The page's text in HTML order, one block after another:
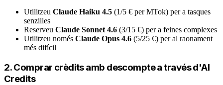
Utilitzeu Claude Haiku 4.5 (1/5 € per MTok) per a tasques
senzilles
Reserveu Claude Sonnet 4.6 (3/15 €) per a feines complexes
Utilitzeu només Claude Opus 4.6 (5/25 €) per al raonament
més difícil
2. Comprar crèdits amb descompte a través d'AI
Credits